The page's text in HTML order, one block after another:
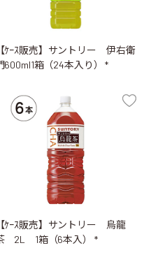
【ｹｰｽ販売】サントリー 伊右衛
600ml1箱（24本入り） *
【ｹｰｽ販売】サントリー 烏龍
2L 1箱（6本入） *